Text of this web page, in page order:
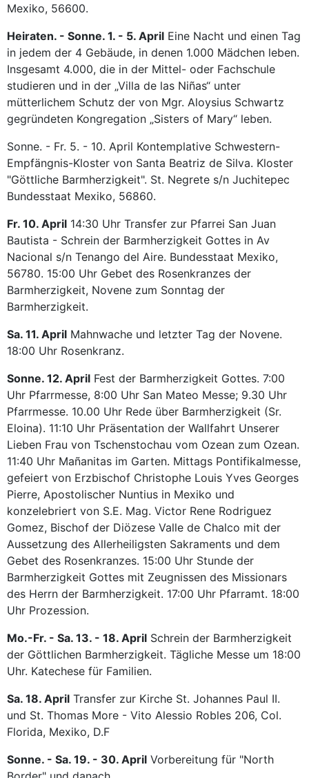
Mexiko, 56600.
Heiraten. - Sonne. 1. - 5. April Eine Nacht und einen Tag
in jedem der 4 Gebäude, in denen 1.000 Mädchen leben.
Insgesamt 4.000, die in der Mittel- oder Fachschule
studieren und in der „Villa de las Niñas“ unter
mütterlichem Schutz der von Mgr. Aloysius Schwartz
gegründeten Kongregation „Sisters of Mary“ leben.
Sonne. - Fr. 5. - 10. April Kontemplative Schwestern-
Empfängnis-Kloster von Santa Beatriz de Silva. Kloster
"Göttliche Barmherzigkeit". St. Negrete s/n Juchitepec
Bundesstaat Mexiko, 56860.
Fr. 10. April 14:30 Uhr Transfer zur Pfarrei San Juan
Bautista - Schrein der Barmherzigkeit Gottes in Av
Nacional s/n Tenango del Aire. Bundesstaat Mexiko,
56780. 15:00 Uhr Gebet des Rosenkranzes der
Barmherzigkeit, Novene zum Sonntag der
Barmherzigkeit.
Sa. 11. April Mahnwache und letzter Tag der Novene.
18:00 Uhr Rosenkranz.
Sonne. 12. April Fest der Barmherzigkeit Gottes. 7:00
Uhr Pfarrmesse, 8:00 Uhr San Mateo Messe; 9.30 Uhr
Pfarrmesse. 10.00 Uhr Rede über Barmherzigkeit (Sr.
Eloina). 11:10 Uhr Präsentation der Wallfahrt Unserer
Lieben Frau von Tschenstochau vom Ozean zum Ozean.
11:40 Uhr Mañanitas im Garten. Mittags Pontifikalmesse,
gefeiert von Erzbischof Christophe Louis Yves Georges
Pierre, Apostolischer Nuntius in Mexiko und
konzelebriert von S.E. Mag. Victor Rene Rodriguez
Gomez, Bischof der Diözese Valle de Chalco mit der
Aussetzung des Allerheiligsten Sakraments und dem
Gebet des Rosenkranzes. 15:00 Uhr Stunde der
Barmherzigkeit Gottes mit Zeugnissen des Missionars
des Herrn der Barmherzigkeit. 17:00 Uhr Pfarramt. 18:00
Uhr Prozession.
Mo.-Fr. - Sa. 13. - 18. April Schrein der Barmherzigkeit
der Göttlichen Barmherzigkeit. Tägliche Messe um 18:00
Uhr. Katechese für Familien.
Sa. 18. April Transfer zur Kirche St. Johannes Paul II.
und St. Thomas More - Vito Alessio Robles 206, Col.
Florida, Mexiko, D.F
Sonne. - Sa. 19. - 30. April Vorbereitung für "North